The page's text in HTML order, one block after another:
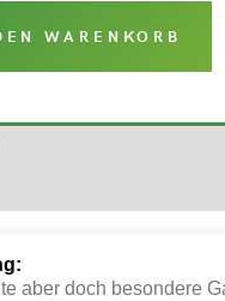
WARENKORB
aber doch besondere